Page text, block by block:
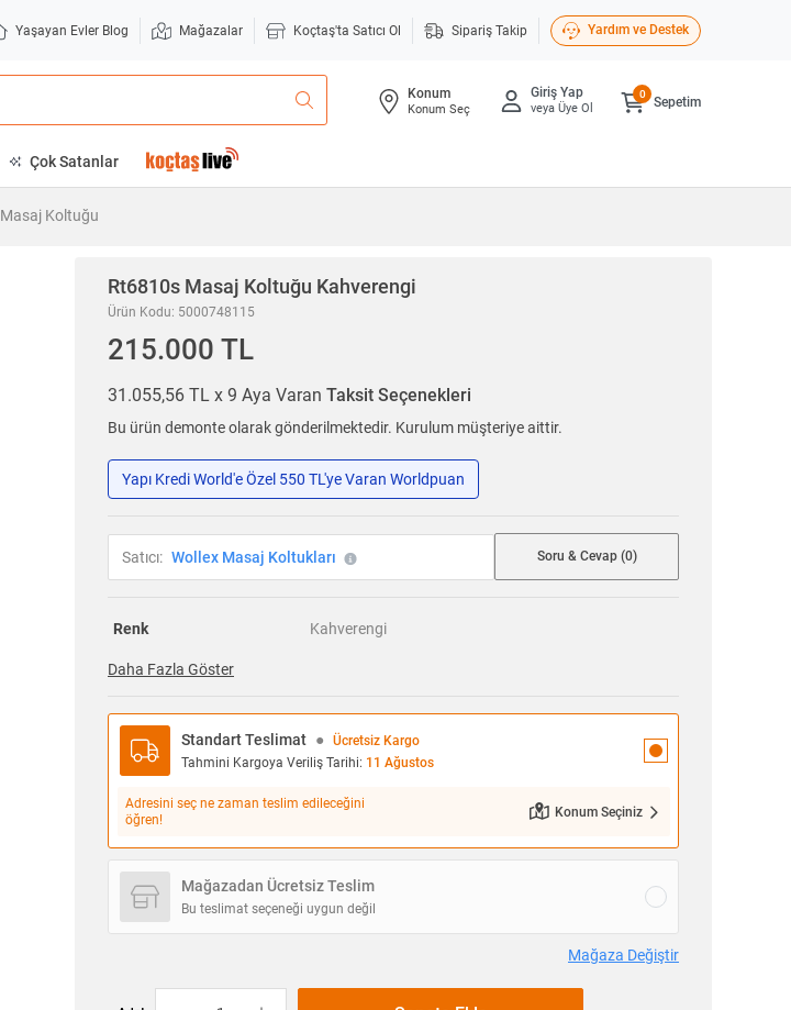
Yaşayan Evler Blog Mağazalar Koçtaş'ta Satıcı Ol Sipariş Takip Yardım ve Destek
Konum
Konum Seç
Giriş Yap
veya Üye Ol Sepetim
0
Çok Satanlar
Masaj Koltuğu
Rt6810s Masaj Koltuğu Kahverengi
Ürün Kodu: 5000748115
215.000 TL
31.055,56 TL x 9 Aya Varan Taksit Seçenekleri
Bu ürün demonte olarak gönderilmektedir. Kurulum müşteriye aittir.
Yapı Kredi World'e Özel 550 TL'ye Varan Worldpuan
Satıcı: Wollex Masaj Koltukları Soru & Cevap (0)
Renk Kahverengi
Daha Fazla Göster
Standart Teslimat ●
Ücretsiz Kargo
Tahmini Kargoya Veriliş Tarihi: 11 Ağustos
Adresini seç ne zaman teslim edileceğini
öğren!
Konum Seçiniz
Mağazadan Ücretsiz Teslim
Bu teslimat seçeneği uygun değil
Mağaza Değiştir